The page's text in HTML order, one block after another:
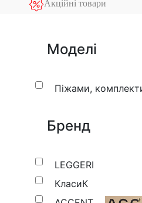
Акційні товари
Моделі
Піжами,
Бренд
LEGGERI
КласиК